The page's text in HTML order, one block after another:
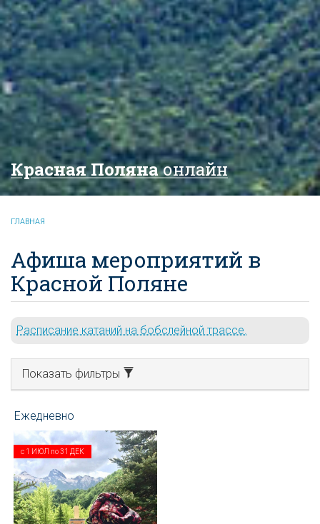
Красная Полянаонлайн
ГЛАВНАЯ
Афиша мероприятий в
Красной Поляне
Расписание катаний на бобслейной трассе.
Показать фильтры
с 1 ИЮЛ по31 ДЕК